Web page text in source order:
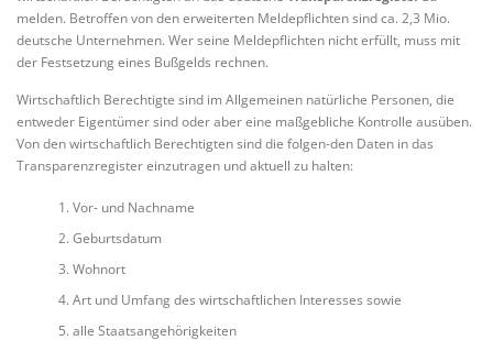
melden. Betroffen von den erweiterten Meldepflichten sind ca. 2,3 Mio.
deutsche Unternehmen. Wer seine Meldepflichten nicht erfüllt, muss mit
der Festsetzung eines Bußgelds rechnen.
Wirtschaftlich Berechtigte sind im Allgemeinen natürliche Personen, die
entweder Eigentümer sind oder aber eine maßgebliche Kontrolle ausüben.
Von den wirtschaftlich Berechtigten sind die folgen-den Daten in das
Transparenzregister einzutragen und aktuell zu halten:
Vor- und Nachname
Geburtsdatum
Wohnort
Art und Umfang des wirtschaftlichen Interesses sowie
alle Staatsangehörigkeiten